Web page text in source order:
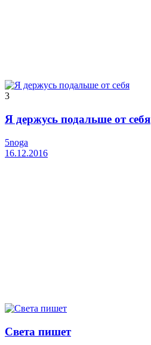
3
Я держусь подальше от себя
5noga
16.12.2016
Света пишет